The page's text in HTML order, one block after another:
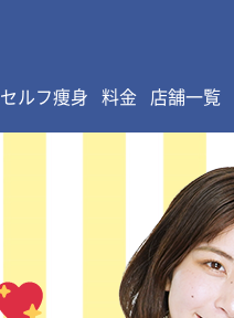
セルフ痩身 料金 店舗一覧